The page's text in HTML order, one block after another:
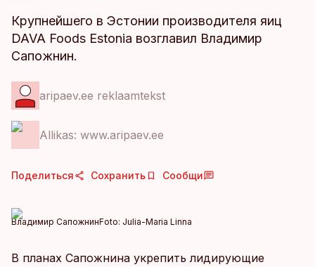
Крупнейшего в Эстонии производителя яиц
DAVA Foods Estonia возглавил Владимир
Сапожнин.
aripaev.ee reklaamtekst
Allikas: www.aripaev.ee
Поделиться Сохранить Сообщи
Владимир СапожнинFoto: Julia-Maria Linna
В планах Сапожнина укрепить лидирующие